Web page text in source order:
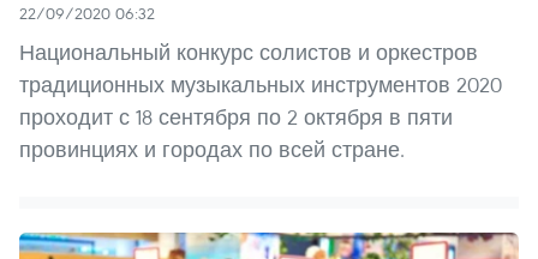
22/09/2020 06:32
Национальный конкурс солистов и оркестров
традиционных музыкальных инструментов 2020
проходит с 18 сентября по 2 октября в пяти
провинциях и городах по всей стране.